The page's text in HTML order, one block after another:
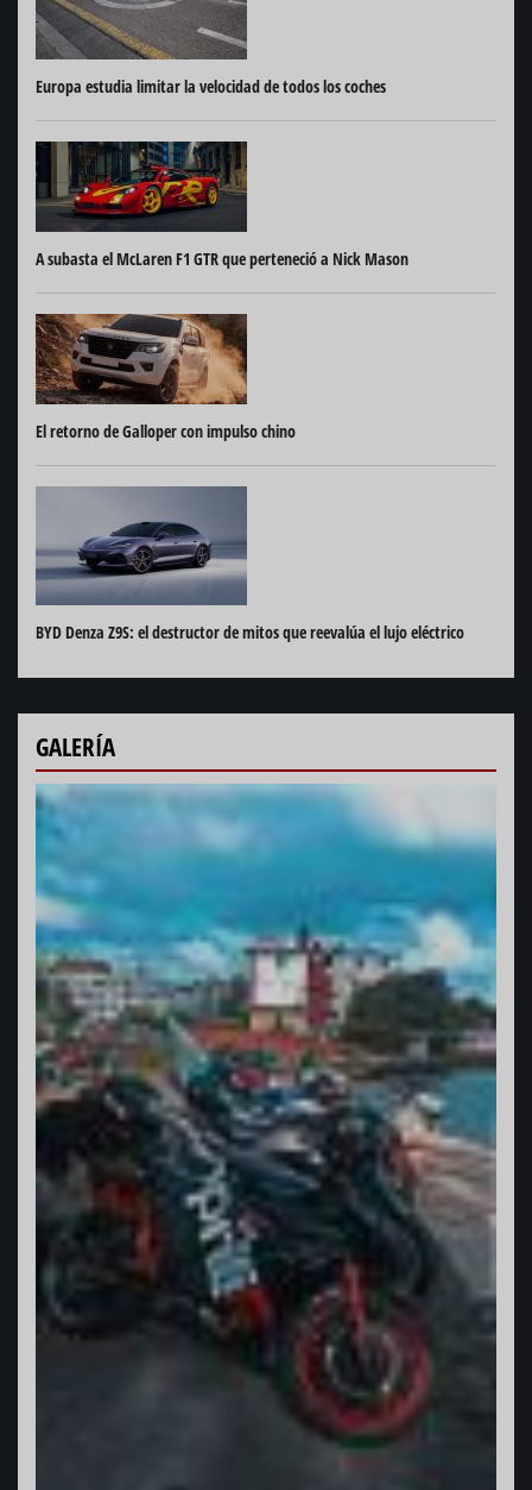
Europa estudia limitar la velocidad de todos los coches
A subasta el McLaren F1 GTR que perteneció a Nick Mason
El retorno de Galloper con impulso chino
BYD Denza Z9S: el destructor de mitos que reevalúa el lujo eléctrico
GALERÍA